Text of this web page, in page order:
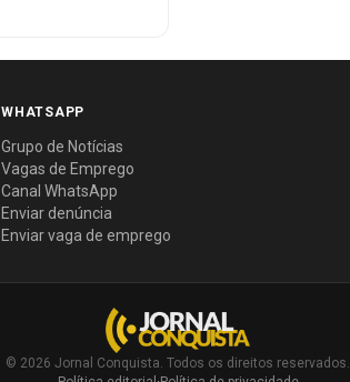
WHATSAPP
Grupo de Notícias
Vagas de Emprego
Canal WhatsApp
Enviar denúncia
Enviar vaga de emprego
© 2026 Jornal Conquista. Todos os direitos reservados.